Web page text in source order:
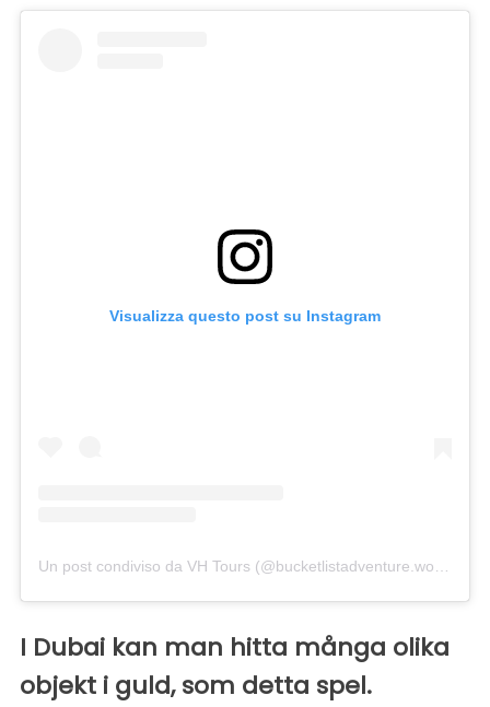
Visualizza questo post su Instagram
I Dubai kan man hitta många olika
objekt i guld, som detta spel.